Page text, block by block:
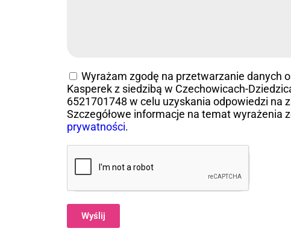
Wyrażam zgodę na przetwarzanie danych
Kasperek z siedzibą w Czechowicach-
6521701748 w celu uzyskania odpowiedzi na
Szczegółowe informacje na temat wyrażenia
prywatności.
Wyślij